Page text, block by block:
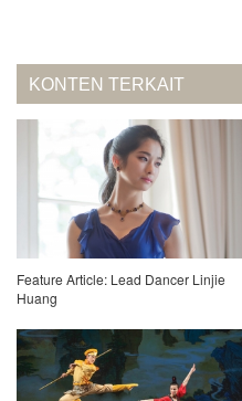
KONTEN TERKAIT
Feature Article: Lead Dancer Linjie
Huang